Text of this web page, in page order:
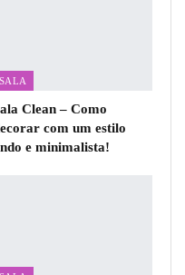
SALA
Clean – Como
com um estilo
e minimalista!